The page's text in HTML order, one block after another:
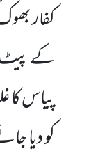
کفار
کے پیٹ
پیاس کا
کو دیا